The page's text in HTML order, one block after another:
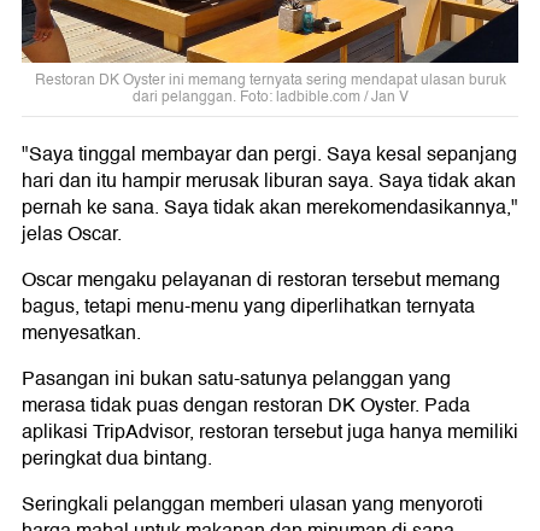
Restoran DK Oyster ini memang ternyata sering mendapat ulasan buruk
dari pelanggan. Foto: ladbible.com / Jan V
"Saya tinggal membayar dan pergi. Saya kesal sepanjang
hari dan itu hampir merusak liburan saya. Saya tidak akan
pernah ke sana. Saya tidak akan merekomendasikannya,"
jelas Oscar.
Oscar mengaku pelayanan di restoran tersebut memang
bagus, tetapi menu-menu yang diperlihatkan ternyata
menyesatkan.
Pasangan ini bukan satu-satunya pelanggan yang
merasa tidak puas dengan restoran DK Oyster. Pada
aplikasi TripAdvisor, restoran tersebut juga hanya memiliki
peringkat dua bintang.
Seringkali pelanggan memberi ulasan yang menyoroti